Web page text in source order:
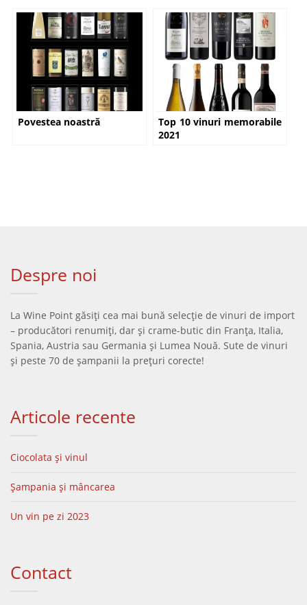
Povestea noastră
Top 10 vinuri memorabile
2021
Despre noi
La Wine Point găsiți cea mai bună selecție de vinuri de import
– producători renumiți, dar și crame-butic din Franța, Italia,
Spania, Austria sau Germania și Lumea Nouă. Sute de vinuri
și peste 70 de șampanii la prețuri corecte!
Articole recente
Ciocolata și vinul
Șampania și mâncarea
Un vin pe zi 2023
Contact